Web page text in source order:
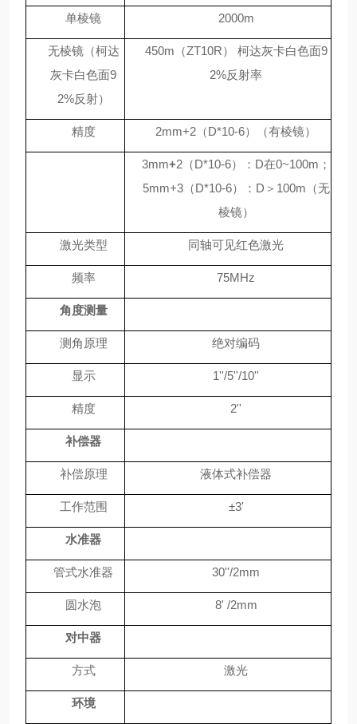
单棱镜 2000m
无棱镜（柯达
灰卡白色面9
2%反射）
450m （ZT10R） 柯达灰卡白色面9
2%反射率
精度 2mm+2 （D*10-6）（有棱镜）
3mm+2（D*10-6）： D在0~100m ；
5mm+3（D*10-6）： D ＞ 100m （无
棱镜）
激光类型 同轴可见红色激光
频率 75MHz
角度测量
测角原理 绝对编码
显示 1''/5''/10''
精度 2''
补偿器
补偿原理 液体式补偿器
工作范围 ±3'
水准器
管式水准器 30''/2mm
圆水泡 8' /2mm
对中器
方式 激光
环境